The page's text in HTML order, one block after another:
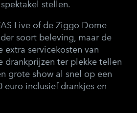
stellen.
Live of de Ziggo Dome
soort beleving, maar de
extra servicekosten van
drankprijzen ter plekke tellen
grote show al snel op een
euro inclusief drankjes en